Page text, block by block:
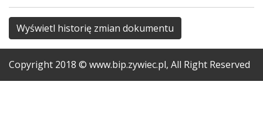
Wyświetl historię zmian dokumentu
Copyright 2018 © www.bip.zywiec.pl, All Right Reserved